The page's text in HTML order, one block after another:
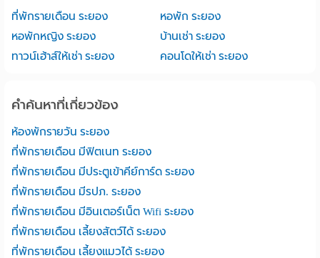
ที่พักรายเดือน ระยอง
หอพัก ระยอง
หอพักหญิง ระยอง
บ้านเช่า ระยอง
ทาวน์เฮ้าส์ให้เช่า ระยอง
คอนโดให้เช่า ระยอง
คำค้นหาที่เกี่ยวข้อง
ห้องพักรายวัน ระยอง
ที่พักรายเดือน มีฟิตเนท ระยอง
ที่พักรายเดือน มีประตูเข้าคีย์การ์ด ระยอง
ที่พักรายเดือน มีรปภ. ระยอง
ที่พักรายเดือน มีอินเตอร์เน็ต Wifi ระยอง
ที่พักรายเดือน เลี้ยงสัตว์ได้ ระยอง
ที่พักรายเดือน เลี้ยงแมวได้ ระยอง